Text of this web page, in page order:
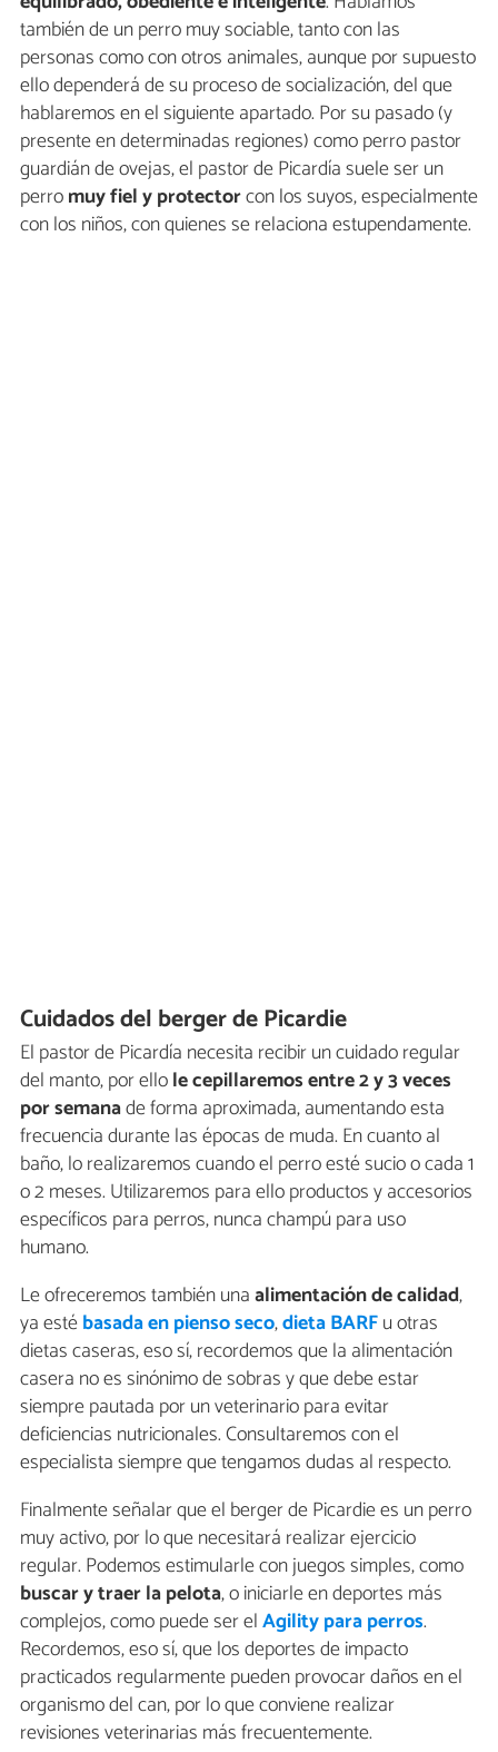
también de un perro muy sociable, tanto con las
personas como con otros animales, aunque por supuesto
ello dependerá de su proceso de socialización, del que
hablaremos en el siguiente apartado. Por su pasado (y
presente en determinadas regiones) como perro pastor
guardián de ovejas, el pastor de Picardía suele ser un
perromuy fiel y protectorcon los suyos, especialmente
con los niños, con quienes se relaciona estupendamente.
Cuidados del berger de Picardie
El pastor de Picardía necesita recibir un cuidado regular
del manto, por ellole cepillaremos entre 2 y 3 veces
por semanade forma aproximada, aumentando esta
frecuencia durante las épocas de muda. En cuanto al
baño, lo realizaremos cuando el perro esté sucio o cada 1
o 2 meses. Utilizaremos para ello productos y accesorios
específicos para perros, nunca champú para uso
humano.
Le ofreceremos también unaalimentación de calidad,
ya estébasada en pienso seco,dieta BARFu otras
dietas caseras, eso sí, recordemos que la alimentación
casera no es sinónimo de sobras y que debe estar
siempre pautada por un veterinario para evitar
deficiencias nutricionales. Consultaremos con el
especialista siempre que tengamos dudas al respecto.
Finalmente señalar que el berger de Picardie es un perro
muy activo, por lo que necesitará realizar ejercicio
regular. Podemos estimularle con juegos simples, como
buscar y traer la pelota, o iniciarle en deportes más
complejos, como puede ser elAgility para perros.
Recordemos, eso sí, que los deportes de impacto
practicados regularmente pueden provocar daños en el
organismo del can, por lo que conviene realizar
revisiones veterinarias más frecuentemente.